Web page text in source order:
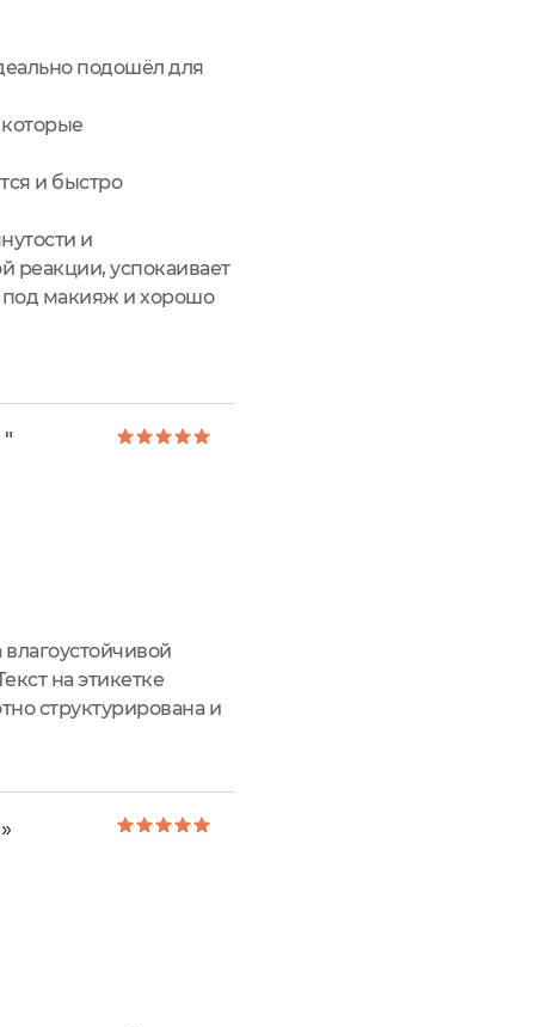
подошёл для
и быстро
и
реакции, успокаивает
под макияж и хорошо
на этикетке
структурирована и